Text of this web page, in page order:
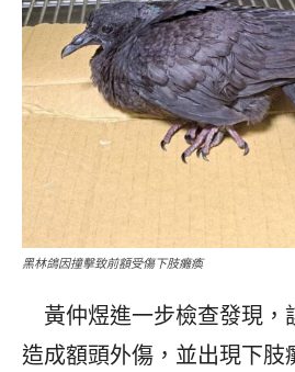
黑林鴿因撞擊致前額受傷下肢癱瘓
黃仲煜進一步檢查發現，
造成額頭外傷，並出現下肢